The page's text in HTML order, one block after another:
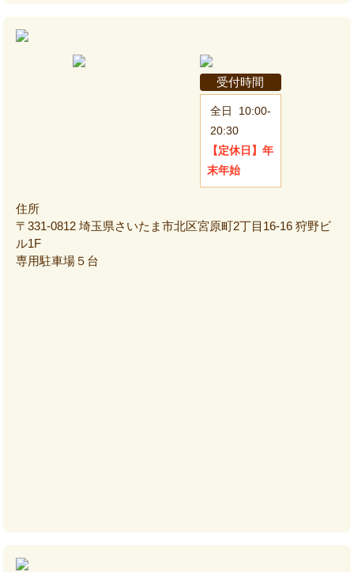
受付時間
全日
10:00-
20:30
【定休日】 年
末年始
住所
〒331-0812 埼玉県さいたま市北区宮原町2丁目16-16 狩野ビ
ル1F
専用駐車場５台